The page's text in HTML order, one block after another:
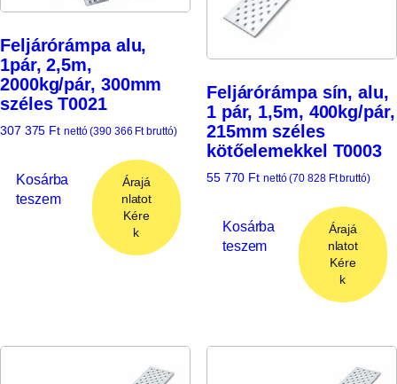
Feljárórámpa alu,
1pár, 2,5m,
2000kg/pár, 300mm
széles T0021
307 375 Ft nettó (390 366 Ftbruttó)
Kosárba
teszem
Árajá
nlatot
Kére
k
Feljárórámpa sín, alu,
1 pár, 1,5m, 400kg/pár,
215mm széles
kötőelemekkel T0003
55 770 Ft nettó (70 828 Ftbruttó)
Kosárba
teszem
Árajá
nlatot
Kére
k